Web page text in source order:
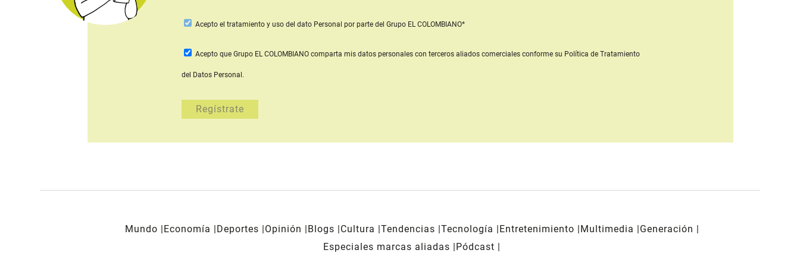
Aceptoel tratamiento y uso del dato Personal por parte del Grupo EL COLOMBIANO*
Acepto que Grupo EL COLOMBIANO comparta mis datos personales con terceros aliados comercialesconforme su Política de Tratamiento
del Datos Personal.
Mundo Economía Deportes Opinión Blogs Cultura Tendencias Tecnología Entretenimiento Multimedia
Generación
Especiales marcas aliadas
Pódcast